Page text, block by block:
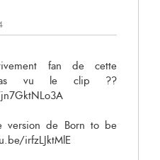
fan de cette
as vu le clip ??
version de Born to be
irfzLJktMlE